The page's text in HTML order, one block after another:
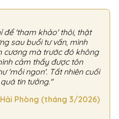
để 'tham khảo' thôi, thật
sau buổi tư vấn, mình
cương mà trước đó không
cảm thấy được tôn
'mồi ngon'. Tất nhiên cuối
tin tưởng."
Phòng (tháng 3/2026)